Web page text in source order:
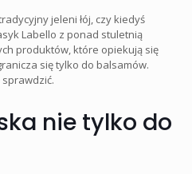
jeleni łój, czy kiedyś
Labello z ponad stuletnią
produktów, które opiekują się
się tylko do balsamów.
sprawdzić.
nie tylko do